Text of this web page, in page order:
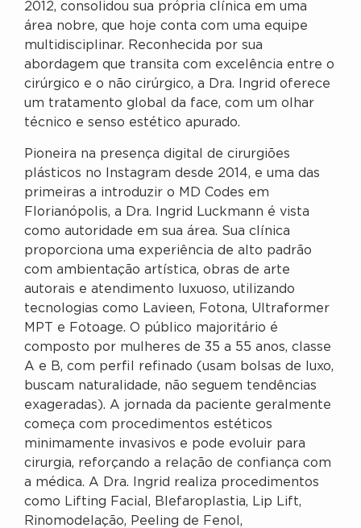
2012, consolidou sua própria clínica em uma
área nobre, que hoje conta com uma equipe
multidisciplinar. Reconhecida por sua
abordagem que transita com excelência entre o
cirúrgico e o não cirúrgico, a Dra. Ingrid oferece
um tratamento global da face, com um olhar
técnico e senso estético apurado.
Pioneira na presença digital de cirurgiões
plásticos no Instagram desde 2014, e uma das
primeiras a introduzir o MD Codes em
Florianópolis, a Dra. Ingrid Luckmann é vista
como autoridade em sua área. Sua clínica
proporciona uma experiência de alto padrão
com ambientação artística, obras de arte
autorais e atendimento luxuoso, utilizando
tecnologias como Lavieen, Fotona, Ultraformer
MPT e Fotoage. O público majoritário é
composto por mulheres de 35 a 55 anos, classe
A e B, com perfil refinado (usam bolsas de luxo,
buscam naturalidade, não seguem tendências
exageradas). A jornada da paciente geralmente
começa com procedimentos estéticos
minimamente invasivos e pode evoluir para
cirurgia, reforçando a relação de confiança com
a médica. A Dra. Ingrid realiza procedimentos
como Lifting Facial, Blefaroplastia, Lip Lift,
Rinomodelação, Peeling de Fenol,